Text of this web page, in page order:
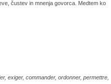
čustev in mnenja govorca. Medtem ko
exiger, commander, ordonner, permettre,